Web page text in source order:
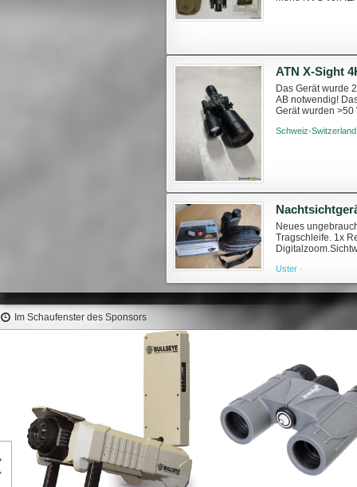
ATN X-Sight
Das Gerät wurde
AB notwendig!
Gerät wurden
Schweiz-
Neues
Tragschleife. 1x
Uster ·
Im Schaufenster des Sponsors